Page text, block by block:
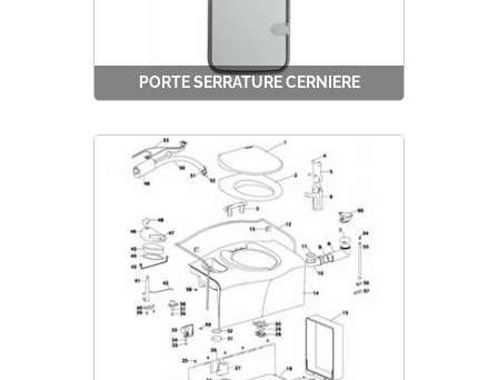
PORTE SERRATURE CERNIERE